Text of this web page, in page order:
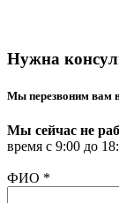
Нужна
Мы перезвоним вам
Мы сейчас не
время с 9:00 до
ФИО *